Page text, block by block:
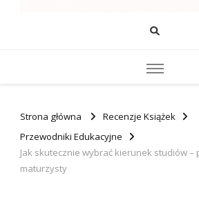
Booku.pl – Wiedza i
Strona główna
Recenzje Książek
Przewodniki Edukacyjne
Jak skutecznie wybrać kierunek studiów –
maturzysty